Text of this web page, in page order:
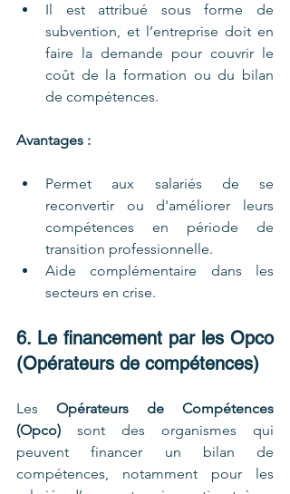
Il est attribué sous forme de
subvention, et l’entreprise doit en
faire la demande pour couvrir le
coût de la formation ou du bilan
de compétences.
Avantages :
Permet aux salariés de se
reconvertir ou d'améliorer leurs
compétences en période de
transition professionnelle.
Aide complémentaire dans les
secteurs en crise.
6. Le financement par les Opco
(Opérateurs de compétences)
Les Opérateurs de Compétences
(Opco) sont des organismes qui
peuvent financer un bilan de
compétences, notamment pour les